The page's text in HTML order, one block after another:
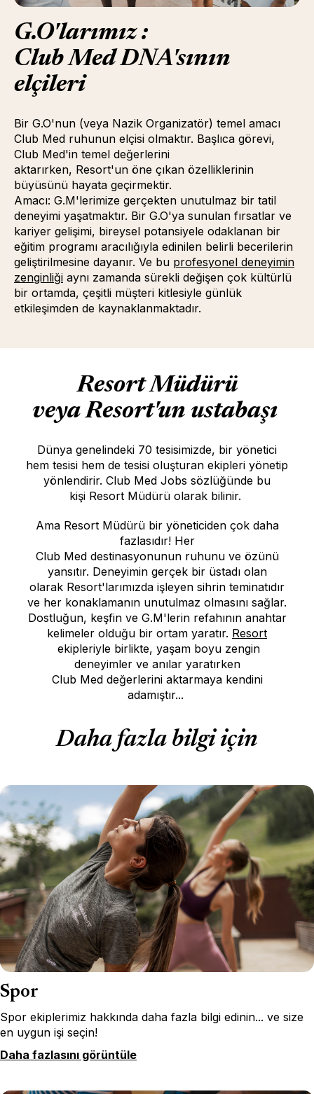
G.O'larımız :
Club Med DNA'sının
elçileri
Bir G.O'nun (veya Nazik Organizatör) temel amacı
Club Med ruhunun elçisi olmaktır. Başlıca görevi,
Club Med'in temel değerlerini
aktarırken, Resort'un öne çıkan özelliklerinin
büyüsünü hayata geçirmektir.
Amacı: G.M'lerimize gerçekten unutulmaz bir tatil
deneyimi yaşatmaktır. Bir G.O'ya sunulan fırsatlar ve
kariyer gelişimi, bireysel potansiyele odaklanan bir
eğitim programı aracılığıyla edinilen belirli becerilerin
geliştirilmesine dayanır. Ve bu profesyonel deneyimin
zenginliği (Yeni bir sekmede veya pencerede açılır)
(opens in new window)
aynı zamanda sürekli değişen çok kültürlü
bir ortamda, çeşitli müşteri kitlesiyle günlük
etkileşimden de kaynaklanmaktadır.
Resort Müdürü
veya Resort'un ustabaşı
Dünya genelindeki 70 tesisimizde, bir yönetici
hem tesisi hem de tesisi oluşturan ekipleri yönetip
yönlendirir. Club Med Jobs sözlüğünde bu
kişi Resort Müdürü olarak bilinir.
Ama Resort Müdürü bir yöneticiden çok daha
fazlasıdır! Her
Club Med destinasyonunun ruhunu ve özünü
yansıtır. Deneyimin gerçek bir üstadı olan
olarak Resort'larımızda işleyen sihrin teminatıdır
ve her konaklamanın unutulmaz olmasını sağlar.
Dostluğun, keşfin ve G.M'lerin refahının anahtar
kelimeler olduğu bir ortam yaratır. Resort
(opens in new window)
ekipleriyle birlikte, yaşam boyu zengin
deneyimler ve anılar yaratırken
Club Med değerlerini aktarmaya kendini
adamıştır...
Daha fazla bilgi için
Spor
Spor ekiplerimiz hakkında daha fazla bilgi edinin... ve size
en uygun işi seçin!
Daha fazlasını görüntüle